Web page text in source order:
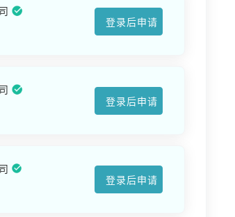
登录后申请
登录后申请
登录后申请